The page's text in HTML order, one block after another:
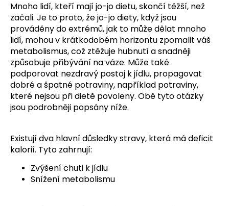
Mnoho lidí, kteří mají jo-jo dietu, skončí těžší, než
začali. Je to proto, že jo-jo diety, když jsou
prováděny do extrémů, jak to může dělat mnoho
lidí, mohou v krátkodobém horizontu zpomalit váš
metabolismus, což ztěžuje hubnutí a snadněji
způsobuje přibývání na váze. Může také
podporovat nezdravý postoj k jídlu, propagovat
dobré a špatné potraviny, například potraviny,
které nejsou při dietě povoleny. Obě tyto otázky
jsou podrobněji popsány níže.
Existují dva hlavní důsledky stravy, která má deficit
kalorií. Tyto zahrnují:
Zvýšení chuti k jídlu
Snížení metabolismu